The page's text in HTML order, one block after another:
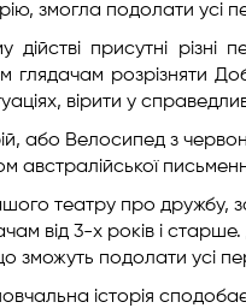
змогла подолати усі
дійстві присутні
розрізняти
вірити у
або Велосипед з
австралійської
театру про дружбу,
від 3-х років і
зможуть подолати усі
історія